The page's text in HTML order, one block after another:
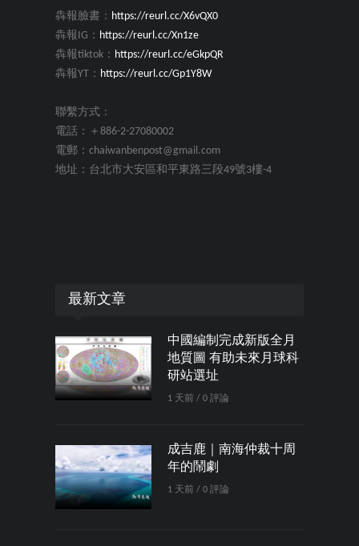
犇報臉書： https://reurl.cc/X6vQX0
犇報IG： https://reurl.cc/Xn1ze
犇報tiktok： https://reurl.cc/eGkpQR
犇報YT： https://reurl.cc/Gp1Y8W
聯繫方式：
電話：＋886-2-27080002
電郵：chaiwanbenpost@gmail.com
地址：台北市大安區和平東路三段49號3樓-4
最新文章
中國編制完成新版全月
地質圖 有助未來月球科
研站選址
1 天前 / 0 評論
成吉鹿｜南海仲裁十周
年的鬧劇
1 天前 / 0 評論